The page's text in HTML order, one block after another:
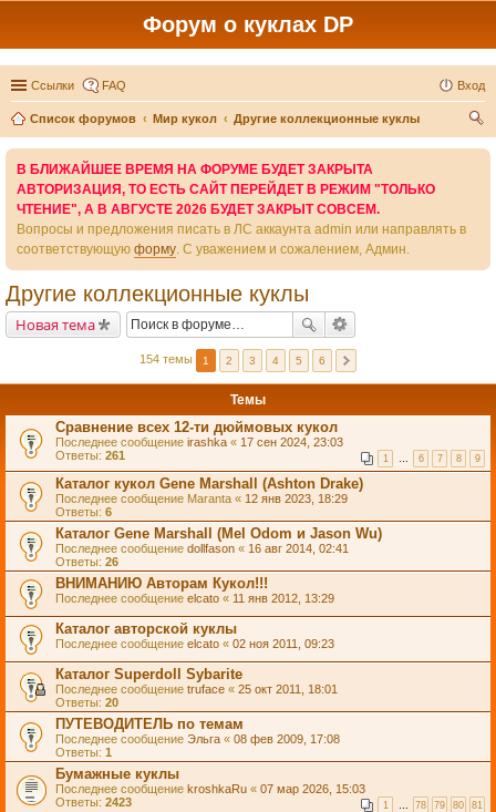
Форум о куклах DP
Ссылки FAQ Вход
Список форумов Мир кукол
Другие коллекционные куклы
В БЛИЖАЙШЕЕ ВРЕМЯ НА ФОРУМЕ БУДЕТ ЗАКРЫТА
АВТОРИЗАЦИЯ, ТО ЕСТЬ САЙТ ПЕРЕЙДЕТ В РЕЖИМ "ТОЛЬКО
ЧТЕНИЕ", А В АВГУСТЕ 2026 БУДЕТ ЗАКРЫТ СОВСЕМ.
Вопросы и предложения писать в ЛС аккаунта admin или направлять в
соответствующую форму. С уважением и сожалением, Админ.
Другие коллекционные куклы
Новая тема
154 темы 1 2 3 4 5 6
Темы
Сравнение всех 12-ти дюймовых кукол
Последнее сообщение irashka « 17 сен 2024, 23:03
Ответы: 261 1 … 6 7 8 9
Каталог кукол Gene Marshall (Ashton Drake)
Последнее сообщение Maranta « 12 янв 2023, 18:29
Ответы: 6
Каталог Gene Marshall (Mel Odom и Jason Wu)
Последнее сообщение dollfason « 16 авг 2014, 02:41
Ответы: 26
ВНИМАНИЮ Авторам Кукол!!!
Последнее сообщение elcato « 11 янв 2012, 13:29
Каталог авторской куклы
Последнее сообщение elcato « 02 ноя 2011, 09:23
Каталог Superdoll Sybarite
Последнее сообщение truface « 25 окт 2011, 18:01
Ответы: 20
ПУТЕВОДИТЕЛЬ по темам
Последнее сообщение Эльга « 08 фев 2009, 17:08
Ответы: 1
Бумажные куклы
Последнее сообщение kroshkaRu « 07 мар 2026, 15:03
Ответы: 2423 1 … 78 79 80 81